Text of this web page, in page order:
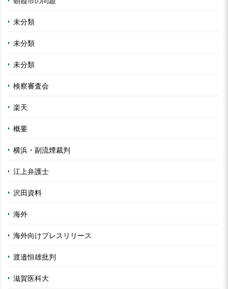
未分類
未分類
未分類
検察審査会
楽天
概要
横浜・副流煙裁判
江上弁護士
沢田資料
海外
海外向けプレスリリース
渡邉恒雄批判
滋賀医科大